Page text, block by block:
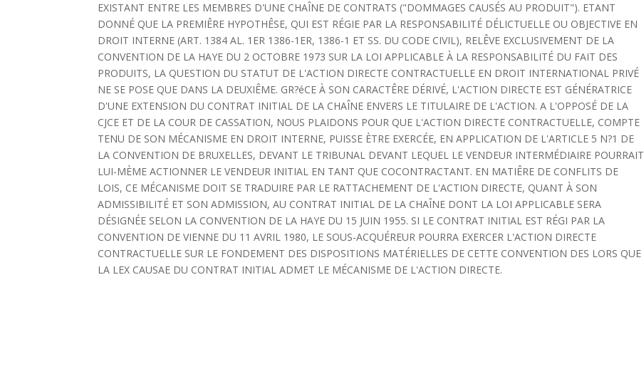
EXISTANT ENTRE LES MEMBRES D'UNE CHAÎNE DE CONTRATS ("DOMMAGES CAUSÉS AU PRODUIT"). ETANT
DONNÉ QUE LA PREMIÊRE HYPOTHÊSE, QUI EST RÉGIE PAR LA RESPONSABILITÉ DÉLICTUELLE OU OBJECTIVE EN
DROIT INTERNE (ART. 1384 AL. 1ER 1386-1ER, 1386-1 ET SS. DU CODE CIVIL), RELÊVE EXCLUSIVEMENT DE LA
CONVENTION DE LA HAYE DU 2 OCTOBRE 1973 SUR LA LOI APPLICABLE À LA RESPONSABILITÉ DU FAIT DES
PRODUITS, LA QUESTION DU STATUT DE L'ACTION DIRECTE CONTRACTUELLE EN DROIT INTERNATIONAL PRIVÉ
NE SE POSE QUE DANS LA DEUXIÊME. GR?éCE À SON CARACTÊRE DÉRIVÉ, L'ACTION DIRECTE EST GÉNÉRATRICE
D'UNE EXTENSION DU CONTRAT INITIAL DE LA CHAÎNE ENVERS LE TITULAIRE DE L'ACTION. A L'OPPOSÉ DE LA
CJCE ET DE LA COUR DE CASSATION, NOUS PLAIDONS POUR QUE L'ACTION DIRECTE CONTRACTUELLE, COMPTE
TENU DE SON MÉCANISME EN DROIT INTERNE, PUISSE ÈTRE EXERCÉE, EN APPLICATION DE L'ARTICLE 5 N?1 DE
LA CONVENTION DE BRUXELLES, DEVANT LE TRIBUNAL DEVANT LEQUEL LE VENDEUR INTERMÉDIAIRE POURRAIT
LUI-MÈME ACTIONNER LE VENDEUR INITIAL EN TANT QUE COCONTRACTANT. EN MATIÊRE DE CONFLITS DE
LOIS, CE MÉCANISME DOIT SE TRADUIRE PAR LE RATTACHEMENT DE L'ACTION DIRECTE, QUANT À SON
ADMISSIBILITÉ ET SON ADMISSION, AU CONTRAT INITIAL DE LA CHAÎNE DONT LA LOI APPLICABLE SERA
DÉSIGNÉE SELON LA CONVENTION DE LA HAYE DU 15 JUIN 1955. SI LE CONTRAT INITIAL EST RÉGI PAR LA
CONVENTION DE VIENNE DU 11 AVRIL 1980, LE SOUS-ACQUÉREUR POURRA EXERCER L'ACTION DIRECTE
CONTRACTUELLE SUR LE FONDEMENT DES DISPOSITIONS MATÉRIELLES DE CETTE CONVENTION DES LORS QUE
LA LEX CAUSAE DU CONTRAT INITIAL ADMET LE MÉCANISME DE L'ACTION DIRECTE.